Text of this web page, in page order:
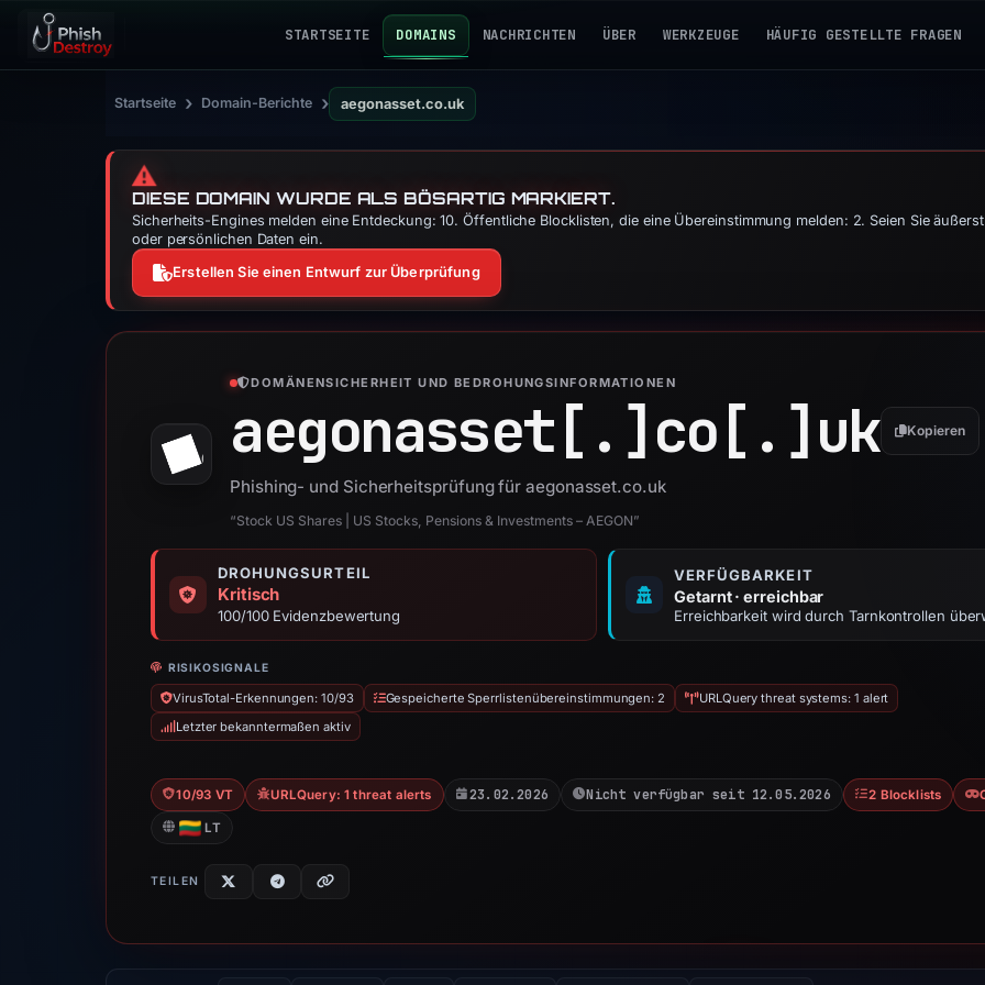
STARTSEITE DOMAINS NACHRICHTEN ÜBER WERKZEUGE HÄUFIG GESTELLTE FRAGEN
Startseite › Domain-Berichte › aegonasset.co.uk
⚠️
DIESE DOMAIN WURDE ALS BÖSARTIG MARKIERT.
Sicherheits-Engines melden eine Entdeckung: 10. Öffentliche Blocklisten, die eine Übereinstimmung melden: 2. Seien Sie
oder persönlichen Daten ein.
Erstellen Sie einen Entwurf zur Überprüfung
DOMÄNENSICHERHEIT UND BEDROHUNGSINFORMATIONEN
aegonasset[.]co[.]uk Kopieren
Phishing- und Sicherheitsprüfung für aegonasset.co.uk
“Stock US Shares | US Stocks, Pensions & Investments – AEGON”
DROHUNGSURTEIL
Kritisch
100/100 Evidenzbewertung
VERFÜGBARKEIT
Getarnt · erreichbar
Erreichbarkeit wird durch Tarnkontrollen
RISIKOSIGNALE
VirusTotal-Erkennungen: 10/93 Gespeicherte Sperrlistenübereinstimmungen: 2
URLQuery threat systems: 1 alert
Letzter bekanntermaßen aktiv
10/93 VT URLQuery: 1 threat alerts 23.02.2026 Nicht verfügbar seit 12.05.2026 2 Blocklists
LT
TEILEN